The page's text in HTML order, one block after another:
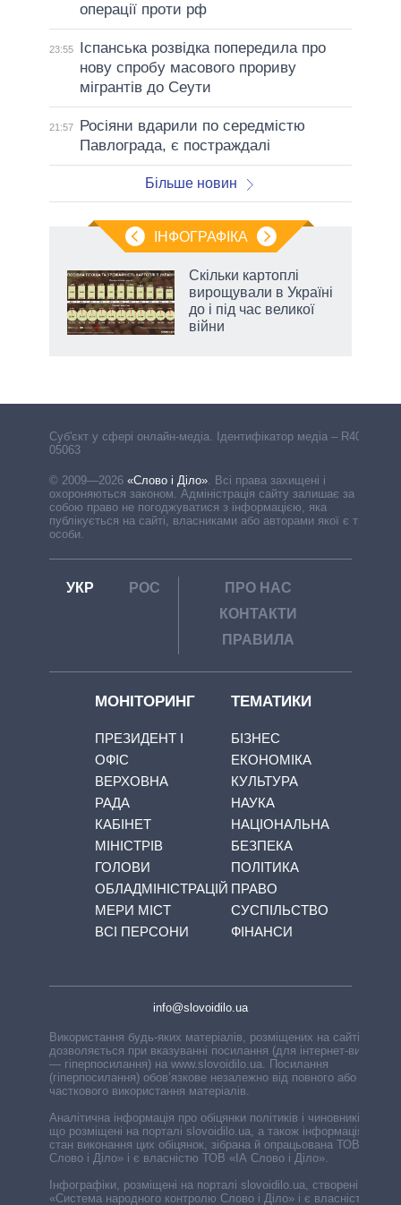
операції проти рф
23:55
Іспанська розвідка попередила про
нову спробу масового прориву
мігрантів до Сеути
21:57
Росіяни вдарили по середмістю
Павлограда, є постраждалі
Більше новин
ІНФОГРАФІКА
Скільки картоплі
вирощували в Україні
до і під час великої
війни
Cуб'єкт у сфері онлайн-медіа. Ідентифікатор медіа – R40-
05063
© 2009—2026 «Слово і Діло». Всі права захищені і
охороняються законом. Адміністрація сайту залишає за
собою право не погоджуватися з інформацією, яка
публікується на сайті, власниками або авторами якої є треті
особи.
УКР РОС
ПРО НАС
КОНТАКТИ
ПРАВИЛА
МОНІТОРИНГ
ПРЕЗИДЕНТ І
ОФІС
ВЕРХОВНА
РАДА
КАБІНЕТ
МІНІСТРІВ
ГОЛОВИ
ОБЛАДМІНІСТРАЦІЙ
МЕРИ МІСТ
ВСІ ПЕРСОНИ
ТЕМАТИКИ
БІЗНЕС
ЕКОНОМІКА
КУЛЬТУРА
НАУКА
НАЦІОНАЛЬНА
БЕЗПЕКА
ПОЛІТИКА
ПРАВО
СУСПІЛЬСТВО
ФІНАНСИ
info@slovoidilo.ua
Використання будь-яких матеріалів, розміщених на сайті,
дозволяється при вказуванні посилання (для інтернет-видань
— гіперпосилання) на www.slovoidilo.ua. Посилання
(гіперпосилання) обов’язкове незалежно від повного або
часткового використання матеріалів.
Аналітична інформація про обіцянки політиків і чиновників,
що розміщені на порталі slovoidilo.ua, а також інформація про
стан виконання цих обіцянок, зібрана й опрацьована ТОВ «ІА
Слово і Діло» і є власністю ТОВ «ІА Слово і Діло».
Інфографіки, розміщені на порталі slovoidilo.ua, створені ГО
«Система народного контролю Слово і Діло» і є власністю